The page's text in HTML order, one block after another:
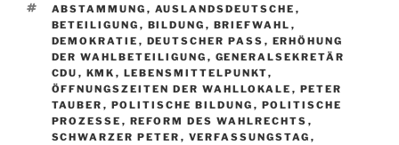
SCHLAGWÖRTER
ABSTAMMUNG , AUSLANDSDEUTSCHE ,
BETEILIGUNG , BILDUNG , BRIEFWAHL ,
DEMOKRATIE , DEUTSCHER PASS , ERHÖHUNG
DER WAHLBETEILIGUNG , GENERALSEKRETÄR
CDU , KMK , LEBENSMITTELPUNKT,
ÖFFNUNGSZEITEN DER WAHLLOKALE , PETER
TAUBER , POLITISCHE BILDUNG , POLITISCHE
PROZESSE , REFORM DES WAHLRECHTS ,
SCHWARZER PETER , VERFASSUNGSTAG ,